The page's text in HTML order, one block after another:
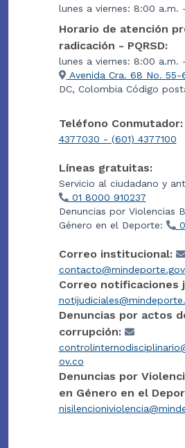
lunes a viernes: 8:00 a.m.
Horario de atención
radicación - PQRSD:
lunes a viernes: 8:00 a.m.
Avenida Cra. 68 No. 55-
DC, Colombia Código
Teléfono Conmutador:
4377030 - (601) 4377100
Líneas gratuitas:
Servicio al ciudadano y
01 8000 910237
Denuncias por Violencias
Género en el Deporte:
Correo institucional:
Correo notificaciones
Denuncias por actos
corrupción:
ov.co
Denuncias por
en Género en el